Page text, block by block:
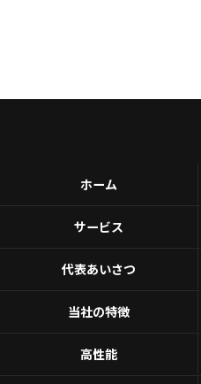
ホーム
サービス
代表あいさつ
当社の特徴
高性能